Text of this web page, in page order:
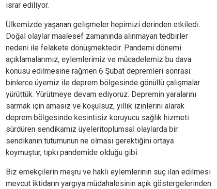
ısrar ediliyor.
Ülkemizde yaşanan gelişmeler hepimizi derinden etkiledi.
Doğal olaylar maalesef zamanında alınmayan tedbirler
nedeni ile felakete dönüşmektedir. Pandemi dönemi
açıklamalarımız, eylemlerimiz ve mücadelemiz bu dava
konusu edilmesine rağmen 6 Şubat depremleri sonrası
binlerce üyemiz ile deprem bölgesinde gönüllü çalışmalar
yürüttük. Yürütmeye devam ediyoruz. Depremin yaralarını
sarmak için amasız ve koşulsuz, yıllık izinlerini alarak
deprem bölgesinde kesintisiz koruyucu sağlık hizmeti
sürdüren sendikamız üyeleritoplumsal olaylarda bir
sendikanın tutumunun ne olması gerektiğini ortaya
koymuştur, tıpkı pandemide olduğu gibi.
Biz emekçilerin meşru ve haklı eylemlerinin suç ilan edilmesi
mevcut iktidarın yargıya müdahalesinin açık göstergelerinden